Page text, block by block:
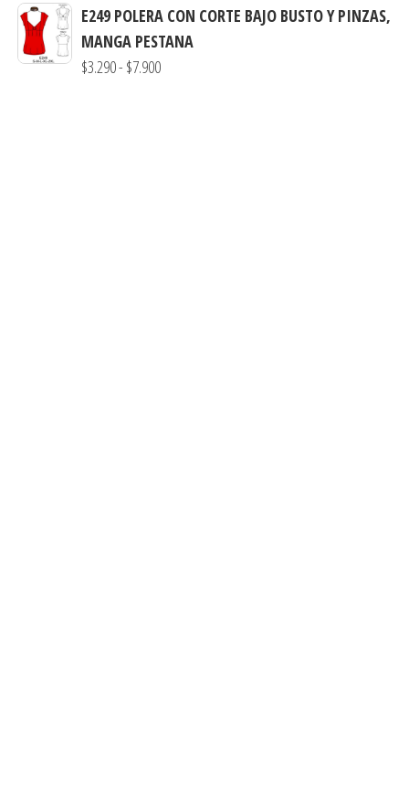
hasta
$7.990
de
precios:
desde
E249 POLERA CON CORTE BAJO BUSTO Y PINZAS,
MANGA PESTANA
$3.290- $7.900Rango